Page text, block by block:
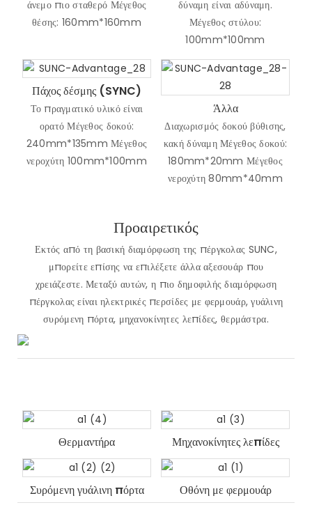
άνεμο πιο σταθερό Μέγεθος
θέσης: 160mm*160mm
δύναμη είναι αδύναμη.
Μέγεθος στύλου:
100mm*100mm
Πάχος δέσμης (SYNC)
Το πραγματικό υλικό είναι
ορατό Μέγεθος δοκού:
240mm*135mm Μέγεθος
νεροχύτη 100mm*100mm
Άλλα
Διαχωρισμός δοκού βύθισης,
κακή δύναμη Μέγεθος δοκού:
180mm*20mm Μέγεθος
νεροχύτη 80mm*40mm
Προαιρετικός
Εκτός από τη βασική διαμόρφωση της πέργκολας SUNC,
μπορείτε επίσης να επιλέξετε άλλα αξεσουάρ που
χρειάζεστε. Μεταξύ αυτών, η πιο δημοφιλής διαμόρφωση
πέργκολας είναι ηλεκτρικές περσίδες με φερμουάρ, γυάλινη
συρόμενη πόρτα, μηχανοκίνητες λεπίδες, θερμάστρα.
Θερμαντήρα Μηχανοκίνητες λεπίδες
Συρόμενη γυάλινη πόρτα Οθόνη με φερμουάρ